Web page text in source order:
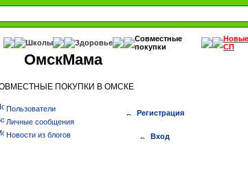
Школы Здоровье
Совместные
покупки
Новые
СП
ОмскМама
ПОКУПКИ В ОМСКЕ
Пользователи
Личные сообщения
Новости из блогов
Регистрация
Вход